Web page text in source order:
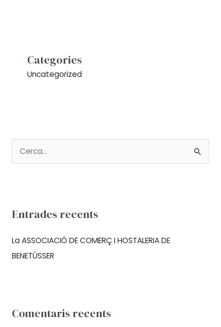
Categories
Uncategorized
e
Entrades recents
La ASSOCIACIÓ DE COMERÇ I HOSTALERIA DE
BENETÚSSER
Comentaris recents